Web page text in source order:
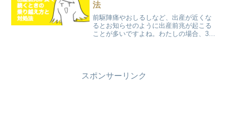
法
前駆陣痛やおしるしなど、出産が近くな
るとお知らせのように出産前兆が起こる
ことが多いですよね。わたしの場合、36
スポンサーリンク